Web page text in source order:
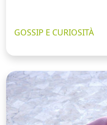
GOSSIP E CURIOSITÀ